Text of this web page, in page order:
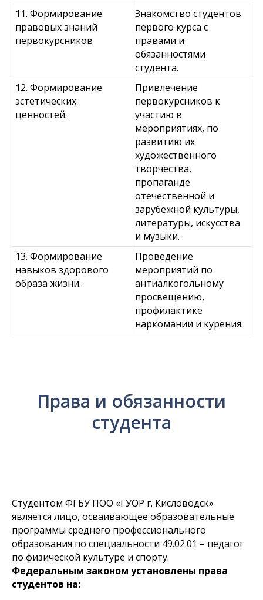
11. Формирование
правовых знаний
первокурсников
Знакомство студентов
первого курса с
правами и
обязанностями
студента.
12. Формирование
эстетических
ценностей.
Привлечение
первокурсников к
участию в
мероприятиях, по
развитию их
художественного
творчества,
пропаганде
отечественной и
зарубежной культуры,
литературы, искусства
и музыки.
13. Формирование
навыков здорового
образа жизни.
Проведение
мероприятий по
антиалкогольному
просвещению,
профилактике
наркомании и курения.
Права и обязанности
студента
Студентом ФГБУ ПОО «ГУОР г. Кисловодск»
является лицо, осваивающее образовательные
программы среднего профессионального
образования по специальности 49.02.01 – педагог
по физической культуре и спорту.
Федеральным законом установлены права
студентов на: